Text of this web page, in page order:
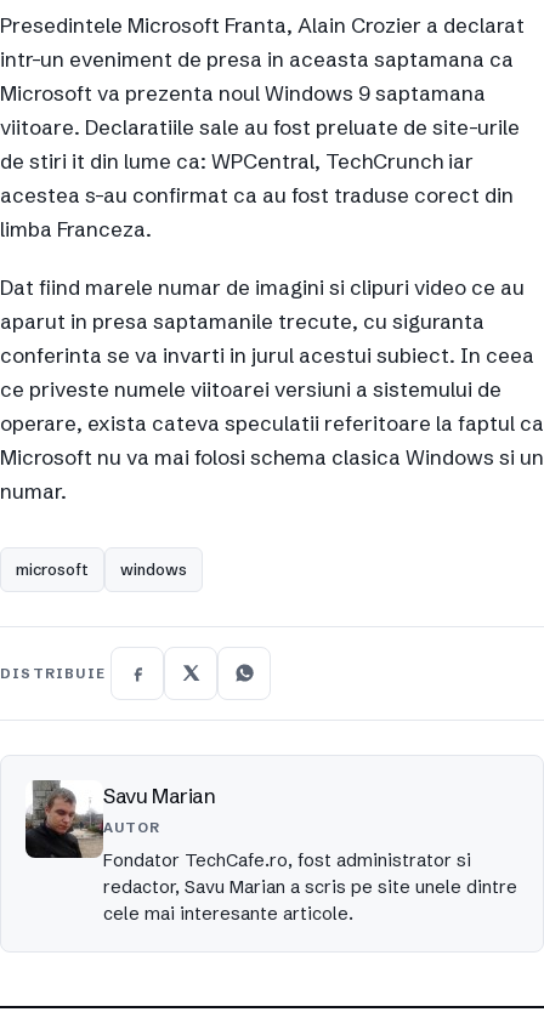
Presedintele Microsoft Franta, Alain Crozier a declarat
intr-un eveniment de presa in aceasta saptamana ca
Microsoft va prezenta noul Windows 9 saptamana
viitoare. Declaratiile sale au fost preluate de site-urile
de stiri it din lume ca: WPCentral, TechCrunch iar
acestea s-au confirmat ca au fost traduse corect din
limba Franceza.
Dat fiind marele numar de imagini si clipuri video ce au
aparut in presa saptamanile trecute, cu siguranta
conferinta se va invarti in jurul acestui subiect. In ceea
ce priveste numele viitoarei versiuni a sistemului de
operare, exista cateva speculatii referitoare la faptul ca
Microsoft nu va mai folosi schema clasica Windows si un
numar.
microsoft windows
DISTRIBUIE
Savu Marian
AUTOR
Fondator TechCafe.ro, fost administrator si
redactor, Savu Marian a scris pe site unele dintre
cele mai interesante articole.